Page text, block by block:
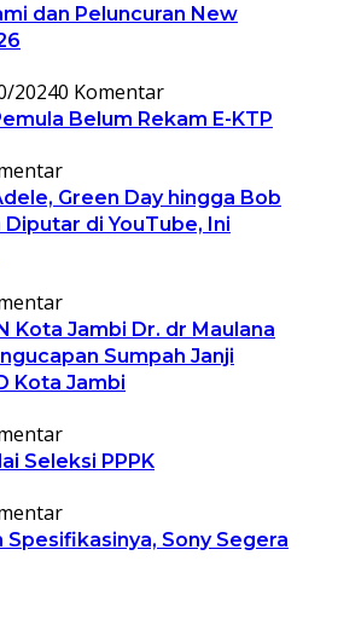
dan Peluncuran New
20240 Komentar
Belum Rekam E-KTP
Green Day hingga Bob
Diputar di YouTube, Ini
Kota Jambi Dr. dr Maulana
Sumpah Janji
Kota Jambi
Seleksi PPPK
Spesifikasinya, Sony Segera